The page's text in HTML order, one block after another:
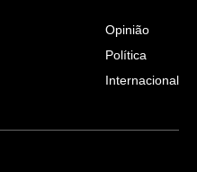
Opinião
Política
Internacional